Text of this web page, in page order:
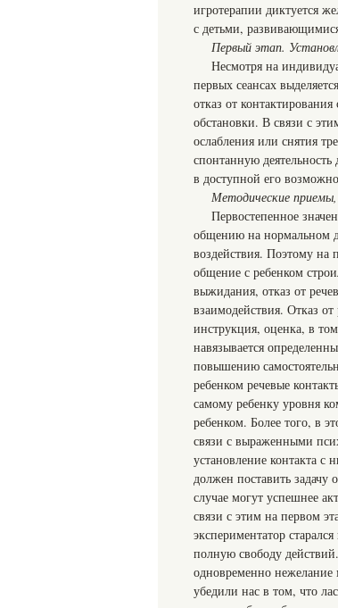
игротерапии диктуется
с детьми,
Первый этап.
Несмотря на
первых сеансах
отказ от
обстановки. В связи с
ослабления или снятия
спонтанную
в доступной его
Методические
Первостепенное
общению на нормальном
воздействия. Поэтому на
общение с ребенком
выжидания, отказ от
взаимодействия. Отказ
инструкция, оценка, в
навязывается
повышению
ребенком речевые
самому ребенку уровня
ребенком. Более того, в
связи с выраженными
установление контакта
должен поставить
случае могут успешнее
связи с этим на первом
экспериментатор
полную свободу
одновременно нежелание
убедили нас в том, что